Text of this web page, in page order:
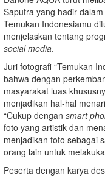
Saputra yang hadir
Temukan Indonesiamu
menjelaskan tentang
social media.
Juri fotografi “Temukan
bahwa dengan
masyarakat luas
menjadikan hal-hal
“Cukup dengan smart
foto yang artistik dan
menjadikan foto sebagai
orang lain untuk
Peserta dengan karya